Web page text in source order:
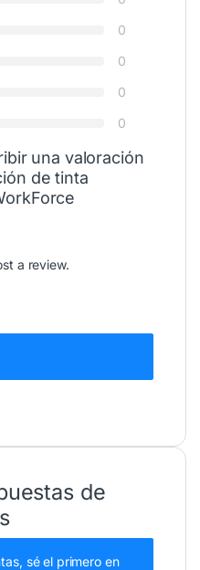
0
0
0
0
una valoración
de tinta
a review.
de
sé el primero en